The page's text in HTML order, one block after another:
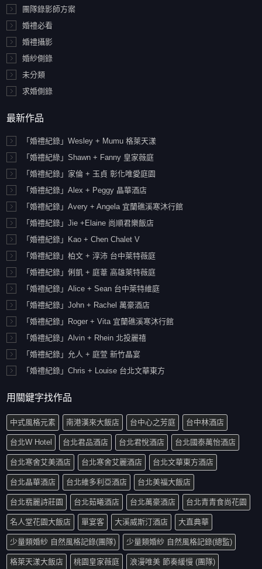
團隊錄影師方案
婚禮必看
婚禮攝影
婚紗側錄
未分類
求婚側錄
最新作品
「婚禮紀錄」Wesley + Mumu 格萊天漾
「婚禮紀綠」Shawn + Fanny 皇家薇庭
「婚禮紀錄」家倫 + 玉貞 彰化唯愛庭園
「婚禮紀錄」Alex + Peggy 晶華酒店
「婚禮紀錄」Avery + Angela 宜蘭礁溪寒沐行館
「婚禮紀錄」Jie +Elaine 尚順君樂飯店
「婚禮紀錄」Kao + Chen Chalet V
「婚禮紀錄」柏文 + 淳沛 台中萊特薇庭
「婚禮紀錄」俐凱 + 庭葦 高雄萊特薇庭
「婚禮紀錄」Alice + Sean 台中萊特維庭
「婚禮紀錄」John + Rachel 萬豪酒店
「婚禮紀錄」Roger + Vita 宜蘭礁溪寒沐行館
「婚禮紀錄」Alvin + Rhein 北投麗禧
「婚禮紀錄」允人 + 庭萱 新竹晶宴
「婚禮紀錄」Chris + Louise 台北文華東方
用關鍵字找作品
中式風格元素 南港漢來大飯店 台中心之芳庭 台中林酒店
台北W Hotel 台北君品酒店 台北君悅酒店 台北國泰萬怡酒店
台北寒舍艾美酒店 台北寒舍艾麗酒店 台北文華東方酒店
台北晶華酒店 台北維多利亞酒店 台北美福大飯店
台北翡麗詩莊園 台北茹曦酒店 台北萬豪酒店 台北青青食尚花園
名人堂花園大飯店 單宴客 大溪威斯汀酒店 大直典華
少量類婚紗 自然風格記錄(團隊) 少量類婚紗 自然風格記錄(總監)
格萊天漾大飯店 桃園皇家薇庭 浪漫唯美 節奏緩慢 (團隊)